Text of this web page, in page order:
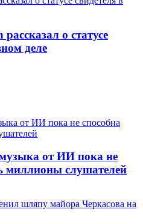
о статусе
деле
от ИИ пока не
миллионы слушателей